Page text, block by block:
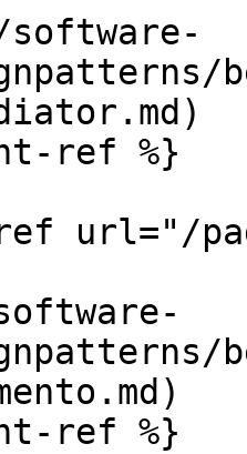
ref %}
url="/
ref %}